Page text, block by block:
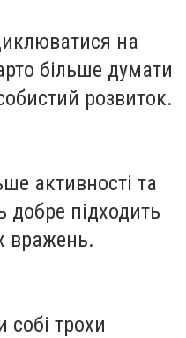
на
більше думати
розвиток.
активності та
підходить
вражень.
собі трохи